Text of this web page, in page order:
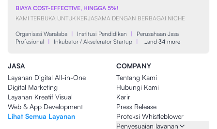
BIAYA COST-EFFECTIVE, HINGGA 5%!
KAMI TERBUKA UNTUK KERJASAMA DENGAN BERBAGAI NICHE
Organisasi Waralaba | Institusi Pendidikan |
Perusahaan Jasa
Profesional
| Inkubator / Akselerator Startup | …and 34 more
JASA
Layanan Digital All-in-One
Digital Marketing
Layanan Kreatif Visual
Web & App Development
Lihat Semua Layanan
COMPANY
Tentang Kami
Hubungi Kami
Karir
Press Release
Proteksi Whistleblower
Penyesuaian layanan